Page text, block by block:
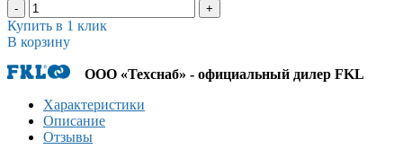
- +
Купить в 1 клик
В корзину
ООО «Техснаб» - официальный дилер FKL
Характеристики
Описание
Отзывы